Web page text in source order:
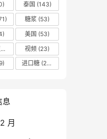
泰国 (143)
糖浆 (53)
美国 (53)
草地贪夜蛾 视频 (23)
进口糖 (236)
息
月